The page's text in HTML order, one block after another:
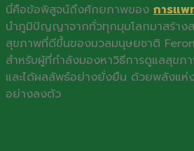
นี่คือข้อพิสูจน์ถึงศักยภาพของ การแพ
นำภูมิปัญญาจากทั่วทุกมุมโลกมาสร้าง
สุขภาพที่ดีขึ้นของมวลมนุษยชาติ
สำหรับผู้ที่กำลังมองหาวิธีการดูแลสุข
และได้ผลลัพธ์อย่างยั่งยืน ด้วยพลังแห่
อย่างลงตัว